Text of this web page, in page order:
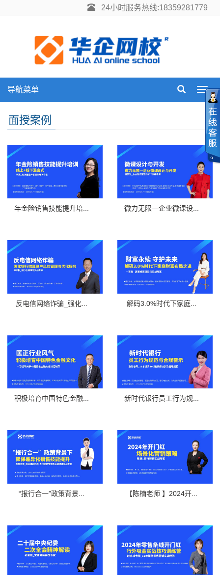
24小时服务热线:18359281779
导航菜单
面授案例
年金险销售技能提升培... 微力无限—企业微课设...
反电信网络诈骗_强化... 解码3.0%时代下家庭...
积极培育中国特色金融... 新时代银行员工行为规...
“报行合一”政策背景... 【陈楠老师 】2024开...